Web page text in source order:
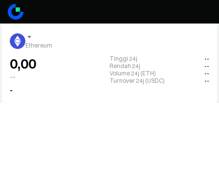
Ethereum
0,00
--
-
Tinggi 24j
--
Rendah 24j
--
Volume 24j (ETH)
--
Turnover 24j (USDC)
--